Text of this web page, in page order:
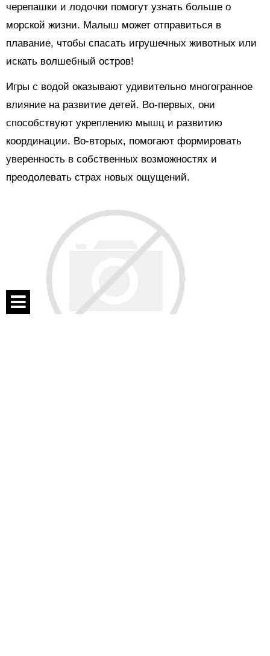
черепашки и лодочки помогут узнать больше о
морской жизни. Малыш может отправиться в
плавание, чтобы спасать игрушечных животных или
искать волшебный остров!
Игры с водой оказывают удивительно многогранное
влияние на развитие детей. Во-первых, они
способствуют укреплению мышц и развитию
координации. Во-вторых, помогают формировать
уверенность в собственных возможностях и
преодолевать страх новых ощущений.